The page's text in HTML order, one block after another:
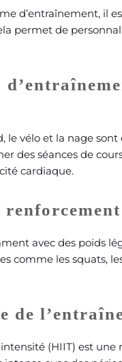
d’entraînement, il
permet de
le vélo et la nage
des séances de
cardiaque.
avec des poids
comme les squats,
de
(HIIT) est